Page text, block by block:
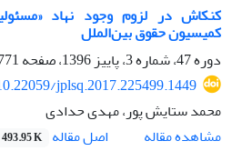
کنکاش در لزوم وجود نهاد
کمیسیون حقوق بین‌الملل
دوره 47، شماره 3، پاییز 1396، صفحه
795
jplsq.2017.225499.1449
محمد ستایش پور، مهدی حدادی
مشاهده مقاله
اصل مقاله 493.95 K